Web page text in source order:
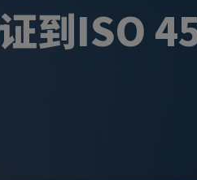
到ISO